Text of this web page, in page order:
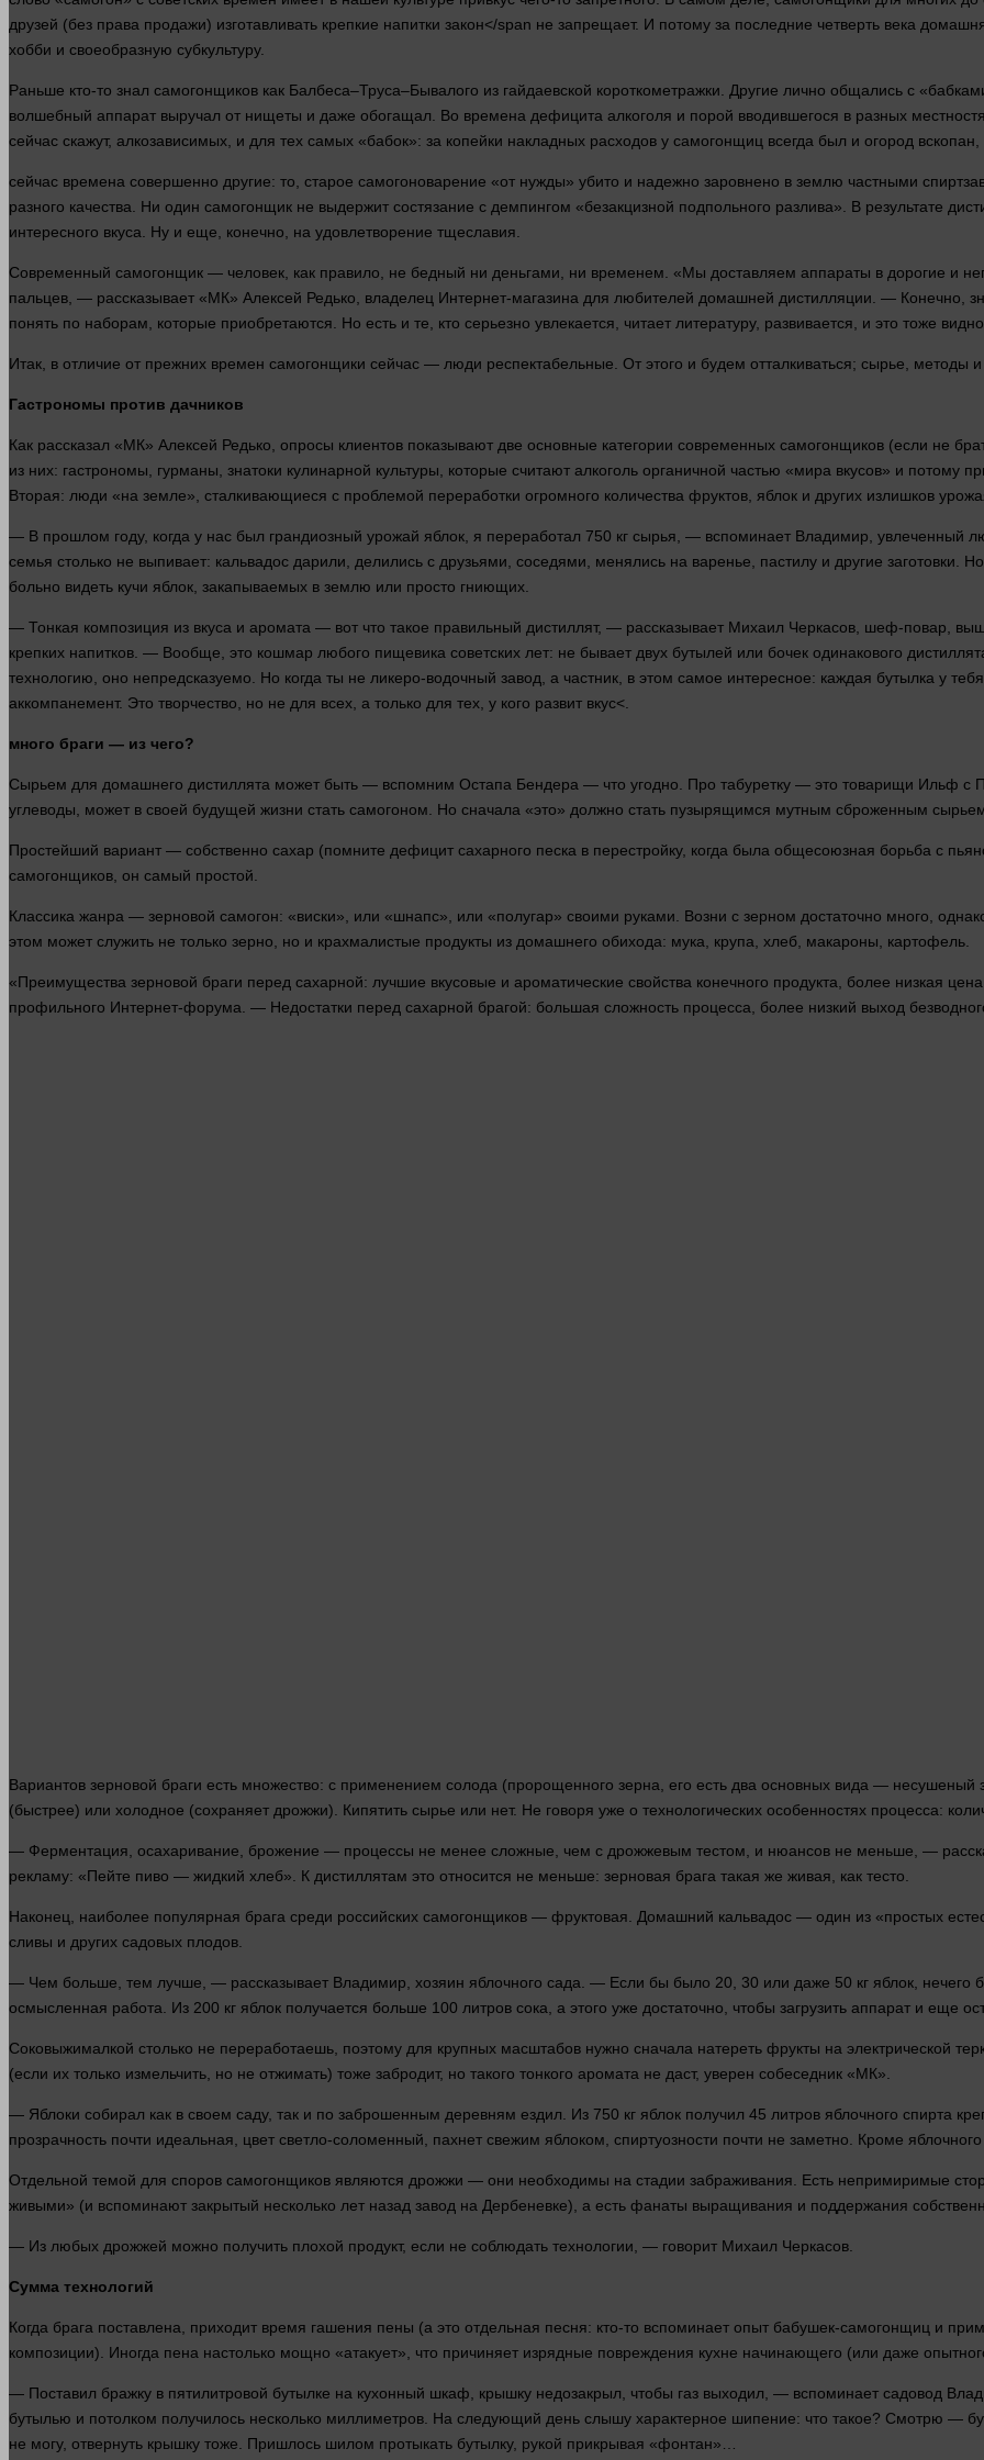
друзей (без права продажи) изготавливать крепкие напитки закон</span не запрещает. И потому за последние четверть века
хобби и своеобразную субкультуру.
Раньше кто-то знал самогонщиков как Балбеса–Труса–Бывалого из гайдаевской короткометражки. Другие лично общались с
волшебный аппарат выручал от нищеты и даже обогащал. Во времена дефицита алкоголя и порой вводившегося в разных
сейчас скажут, алкозависимых, и для тех самых «бабок»: за копейки накладных расходов у самогонщиц всегда был и огород
сейчас времена совершенно другие: то, старое самогоноварение «от нужды» убито и надежно заровнено в землю частными
разного качества. Ни один самогонщик не выдержит состязание с демпингом «безакцизной подпольного разлива». В результате
интересного вкуса. Ну и еще, конечно, на удовлетворение тщеславия.
Современный самогонщик — человек , как правило , не бедный ни деньгами , ни временем . «Мы доставляем аппараты в дорогие и
пальцев, — рассказывает «МК» Алексей Редько, владелец Интернет-магазина для любителей домашней дистилляции. — Конечно,
понять по наборам, которые приобретаются. Но есть и те, кто серьезно увлекается, читает литературу, развивается, и это тоже
Итак, в отличие от прежних времен самогонщики сейчас — люди респектабельные. От этого и будем отталкиваться; сырье, методы
Гастрономы против дачников
Как рассказал «МК» Алексей Редько, опросы клиентов показывают две основные категории современных самогонщиков (если не
из них: гастрономы, гурманы, знатоки кулинарной культуры, которые считают алкоголь органичной частью «мира вкусов» и потому
Вторая: люди «на земле», сталкивающиеся с проблемой переработки огромного количества фруктов, яблок и других излишков
— В прошлом году, когда у нас был грандиозный урожай яблок, я переработал 750 кг сырья, — вспоминает Владимир,
семья столько не выпивает: кальвадос дарили, делились с друзьями, соседями, менялись на варенье, пастилу и другие заготовки.
больно видеть кучи яблок, закапываемых в землю или просто гниющих.
— Тонкая композиция из вкуса и аромата — вот что такое правильный дистиллят, — рассказывает Михаил Черкасов, шеф-повар,
крепких напитков. — Вообще, это кошмар любого пищевика советских лет: не бывает двух бутылей или бочек одинакового
технологию, оно непредсказуемо. Но когда ты не ликеро-водочный завод, а частник, в этом самое интересное: каждая бутылка у
аккомпанемент. Это творчество, но не для всех, а только для тех, у кого развит вкус<.
много браги — из чего?
Сырьем для домашнего дистиллята может быть — вспомним Остапа Бендера — что угодно. Про табуретку — это товарищи Ильф с
углеводы, может в своей будущей жизни стать самогоном. Но сначала «это» должно стать пузырящимся мутным сброженным
Простейший вариант — собственно сахар (помните дефицит сахарного песка в перестройку, когда была общесоюзная борьба с
самогонщиков, он самый простой.
Классика жанра — зерновой самогон: «виски», или «шнапс», или «полугар» своими руками . Возни с зерном достаточно много ,
этом может служить не только зерно, но и крахмалистые продукты из домашнего обихода: мука, крупа, хлеб, макароны, картофель.
«Преимущества зерновой браги перед сахарной: лучшие вкусовые и ароматические свойства конечного продукта, более низкая
профильного Интернет-форума. — Недостатки перед сахарной брагой: большая сложность процесса, более низкий выход
Вариантов зерновой браги есть множество: с применением солода (пророщенного зерна, его есть два основных вида —
(быстрее) или холодное (сохраняет дрожжи). Кипятить сырье или нет. Не говоря уже о технологических особенностях процесса:
— Ферментация, осахаривание, брожение — процессы не менее сложные, чем с дрожжевым тестом, и нюансов не меньше, —
рекламу: «Пейте пиво — жидкий хлеб». К дистиллятам это относится не меньше: зерновая брага такая же живая, как тесто.
Наконец, наиболее популярная брага среди российских самогонщиков — фруктовая. Домашний кальвадос — один из «простых
сливы и других садовых плодов.
— Чем больше , тем лучше , — рассказывает Владимир, хозяин яблочного сада. — Если бы было 20, 30 или даже 50 кг яблок, нечего
осмысленная работа. Из 200 кг яблок получается больше 100 литров сока, а этого уже достаточно, чтобы загрузить аппарат и еще
Соковыжималкой столько не переработаешь, поэтому для крупных масштабов нужно сначала натереть фрукты на электрической
(если их только измельчить, но не отжимать) тоже забродит, но такого тонкого аромата не даст, уверен собеседник «МК».
— Яблоки собирал как в своем саду, так и по заброшенным деревням ездил. Из 750 кг яблок получил 45 литров яблочного спирта
прозрачность почти идеальная, цвет светло-соломенный, пахнет свежим яблоком, спиртуозности почти не заметно. Кроме
Отдельной темой для споров самогонщиков являются дрожжи — они необходимы на стадии забраживания. Есть непримиримые
живыми» (и вспоминают закрытый несколько лет назад завод на Дербеневке), а есть фанаты выращивания и поддержания
— Из любых дрожжей можно получить плохой продукт, если не соблюдать технологии , — говорит Михаил Черкасов.
Сумма технологий
Когда брага поставлена, приходит время гашения пены (а это отдельная песня: кто-то вспоминает опыт бабушек-самогонщиц и
композиции). Иногда пена настолько мощно «атакует», что причиняет изрядные повреждения кухне начинающего (или даже
— Поставил бражку в пятилитровой бутылке на кухонный шкаф, крышку недозакрыл, чтобы газ выходил, — вспоминает садовод
бутылью и потолком получилось несколько миллиметров. На следующий день слышу характерное шипение: что такое? Смотрю —
не могу, отвернуть крышку тоже. Пришлось шилом протыкать бутылку, рукой прикрывая «фонтан»…